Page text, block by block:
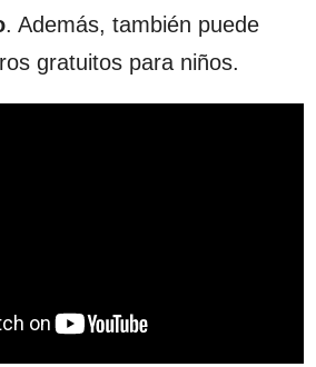
. Además, también puede
gratuitos para niños.